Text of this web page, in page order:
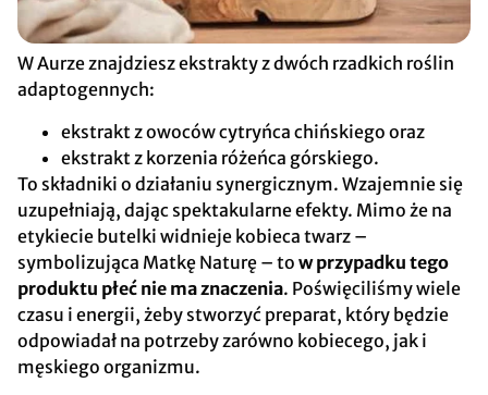
W Aurze znajdziesz ekstrakty z dwóch rzadkich roślin
adaptogennych:
ekstrakt z owoców cytryńca chińskiego oraz
ekstrakt z korzenia różeńca górskiego.
To składniki o działaniu synergicznym. Wzajemnie się
uzupełniają, dając spektakularne efekty. Mimo że na
etykiecie butelki widnieje kobieca twarz –
symbolizująca Matkę Naturę – to w przypadku tego
produktu płeć nie ma znaczenia. Poświęciliśmy wiele
czasu i energii, żeby stworzyć preparat, który będzie
odpowiadał na potrzeby zarówno kobiecego, jak i
męskiego organizmu.